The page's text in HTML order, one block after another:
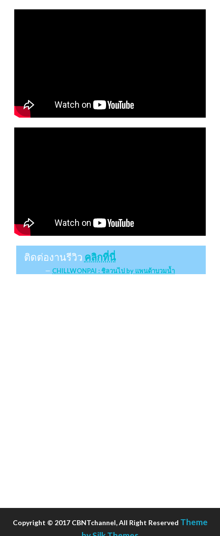
ติดต่องานรีวิว คลิกที่นี่
CHILLWONPAI : ชิลวนไป by แพนด้าบวมน้ำ
Copyright © 2017 CBNTchannel, All Right Reserved Theme